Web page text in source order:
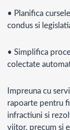
• Planifica
condus si
• Simplifica
colectate
Impreuna cu
rapoarte pentru
infractiuni si
viitor, precum si